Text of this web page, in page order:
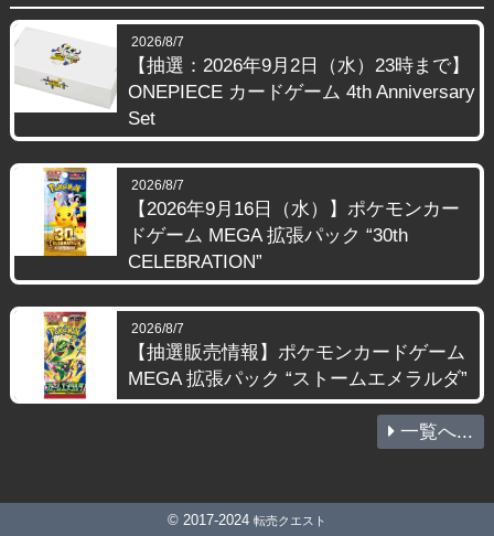
2026/8/7
【抽選：2026年9月2日（水）23時まで】
ONEPIECE カードゲーム 4th Anniversary
Set
2026/8/7
【2026年9月16日（水）】ポケモンカー
ドゲーム MEGA 拡張パック “30th
CELEBRATION”
2026/8/7
【抽選販売情報】ポケモンカードゲーム
MEGA 拡張パック “ストームエメラルダ”
一覧へ...
© 2017-2024 転売クエスト